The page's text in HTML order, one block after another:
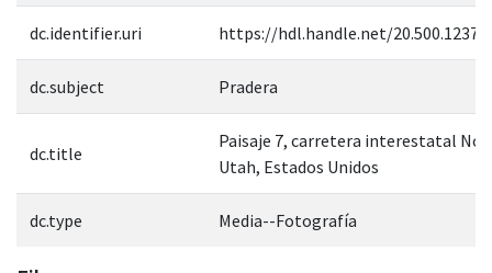
dc.identifier.uri https://hdl.handle.net/
dc.subject Pradera
dc.title
Paisaje 7, carretera interestatal
Utah, Estados Unidos
dc.type Media--Fotografía